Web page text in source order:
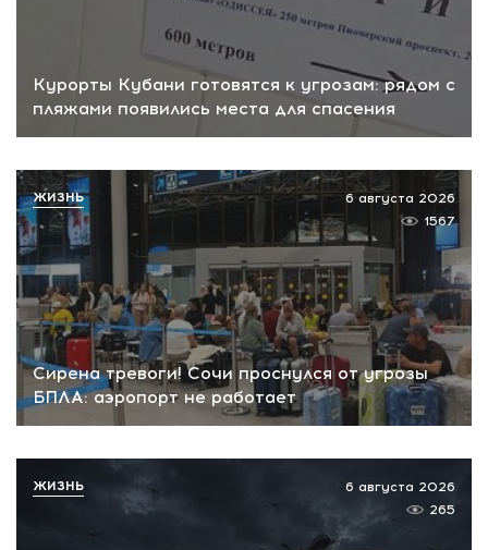
Курорты Кубани готовятся к угрозам: рядом с
пляжами появились места для спасения
Сирена тревоги! Сочи проснулся от угрозы
БПЛА: аэропорт не работает
6 августа 2026
1567
ЖИЗНЬ
6 августа 2026
265
ЖИЗНЬ